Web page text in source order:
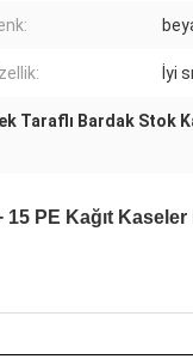
İyi
Taraflı Bardak Stok
PE Kağıt